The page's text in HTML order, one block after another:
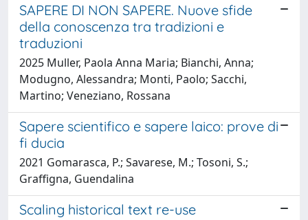
SAPERE DI NON SAPERE. Nuove sfide
della conoscenza tra tradizioni e
traduzioni
2025 Muller, Paola Anna Maria; Bianchi, Anna;
Modugno, Alessandra; Monti, Paolo; Sacchi,
Martino; Veneziano, Rossana
Sapere scientifico e sapere laico: prove di
fi ducia
2021 Gomarasca, P.; Savarese, M.; Tosoni, S.;
Graffigna, Guendalina
Scaling historical text re-use